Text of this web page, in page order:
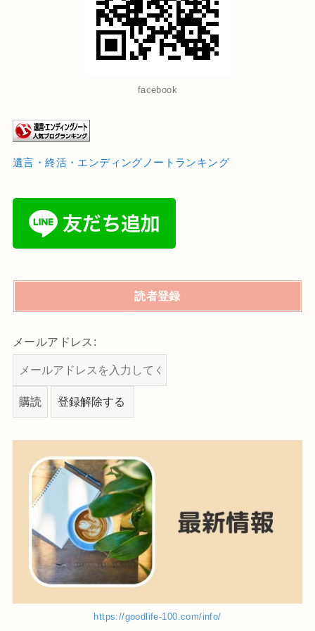
facebook
遺言・終活・エンディングノートランキング
読者登録
メールアドレス:
https://goodlife-100.com/info/